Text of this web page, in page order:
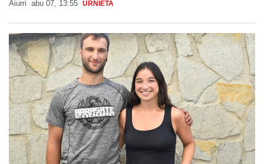
Aiurri abu 07, 13:55 URNIETA